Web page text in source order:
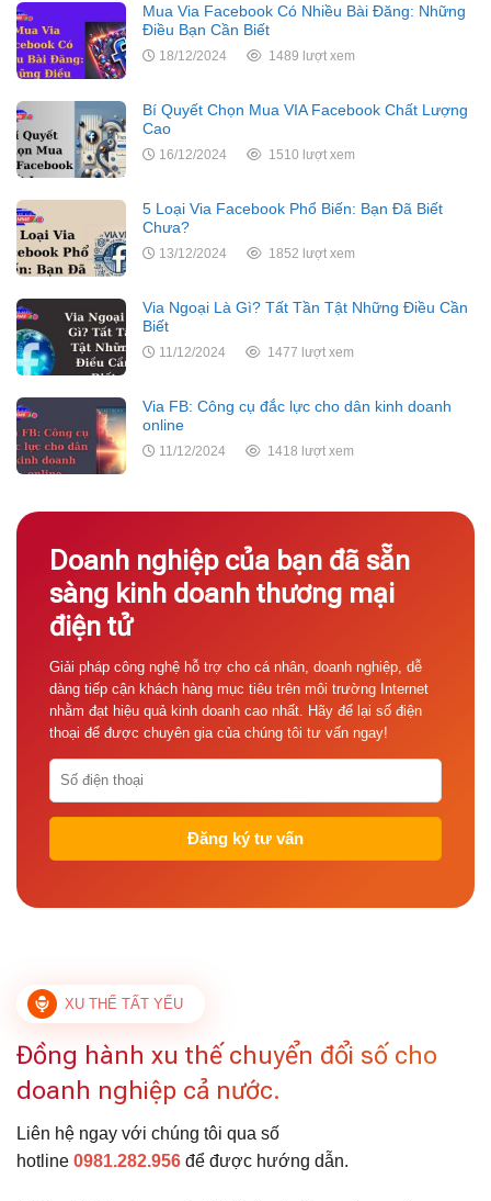
Mua Via Facebook Có Nhiều Bài Đăng: Những
Điều Bạn Cần Biết
18/12/2024 1489 lượt xem
Bí Quyết Chọn Mua VIA Facebook Chất Lượng
Cao
16/12/2024 1510 lượt xem
5 Loại Via Facebook Phổ Biến: Bạn Đã Biết
Chưa?
13/12/2024 1852 lượt xem
Via Ngoại Là Gì? Tất Tần Tật Những Điều Cần
Biết
11/12/2024 1477 lượt xem
Via FB: Công cụ đắc lực cho dân kinh doanh
online
11/12/2024 1418 lượt xem
Doanh nghiệp của bạn đã sẵn
sàng kinh doanh thương mại
điện tử
Giải pháp công nghệ hỗ trợ cho cá nhân, doanh nghiệp, dễ
dàng tiếp cận khách hàng mục tiêu trên môi trường Internet
nhằm đạt hiệu quả kinh doanh cao nhất. Hãy để lại số điện
thoại để được chuyên gia của chúng tôi tư vấn ngay!
XU THẾ TẤT YẾU
Đồng hành xu thế chuyển đổi số cho
doanh nghiệp cả nước.
Liên hệ ngay với chúng tôi qua số
hotline 0981.282.956 để được hướng dẫn.